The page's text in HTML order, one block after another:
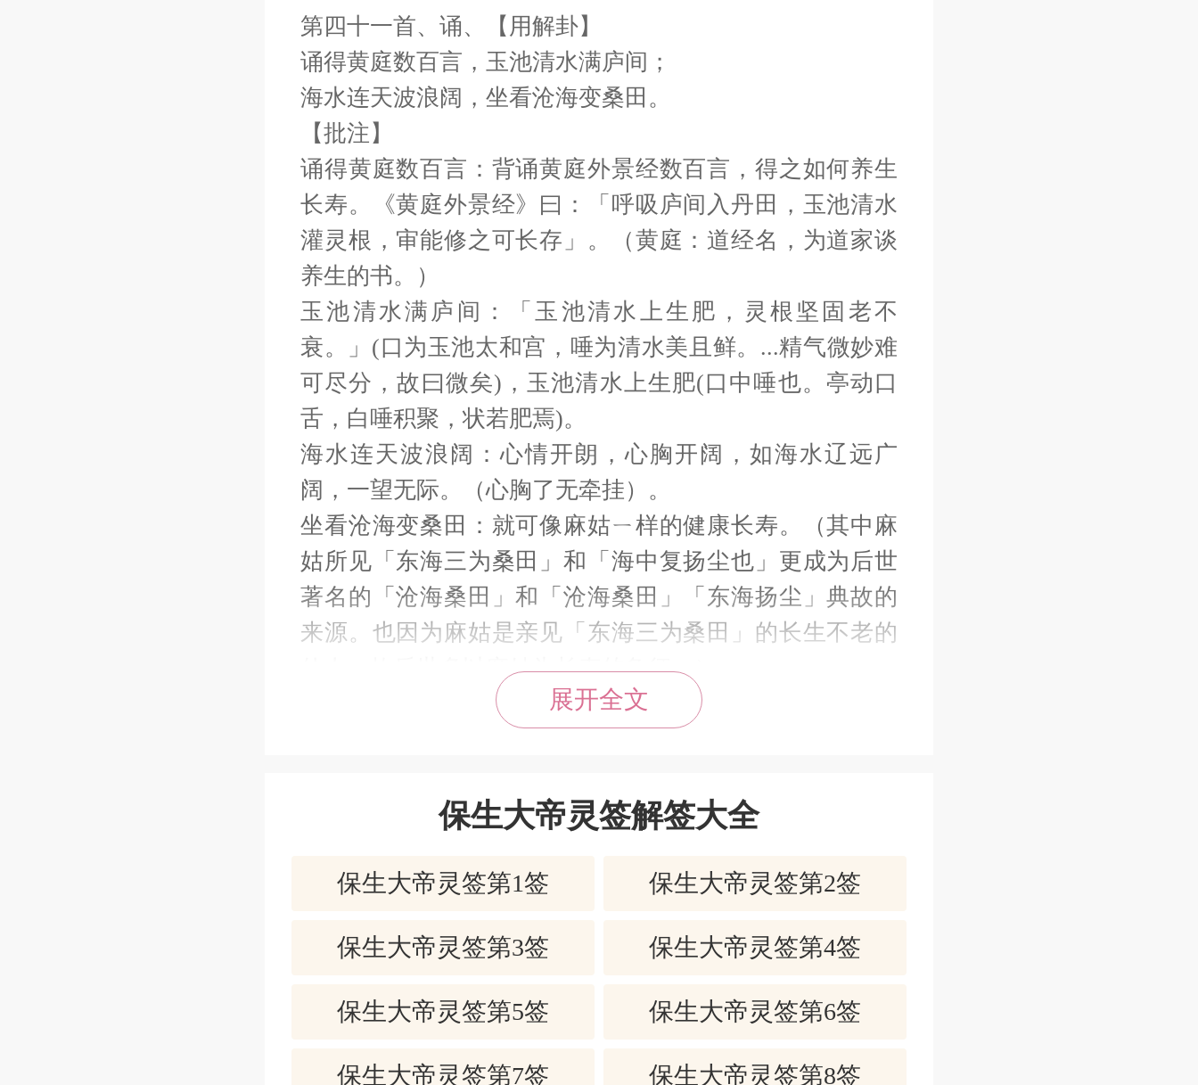
第四十一首、诵、【用解卦】
诵得黄庭数百言，玉池清水满庐间；
海水连天波浪阔，坐看沧海变桑田。
【批注】
诵得黄庭数百言：背诵黄庭外景经数百言，得之如何养生
长寿。《黄庭外景经》曰：「呼吸庐间入丹田，玉池清水
灌灵根，审能修之可长存」。（黄庭：道经名，为道家谈
养生的书。）
玉池清水满庐间：「玉池清水上生肥，灵根坚固老不
衰。」(口为玉池太和宫，唾为清水美且鲜。...精气微妙难
可尽分，故曰微矣)，玉池清水上生肥(口中唾也。亭动口
舌，白唾积聚，状若肥焉)。
海水连天波浪阔：心情开朗，心胸开阔，如海水辽远广
阔，一望无际。（心胸了无牵挂）。
坐看沧海变桑田：就可像麻姑ㄧ样的健康长寿。（其中麻
姑所见「东海三为桑田」和「海中复扬尘也」更成为后世
著名的「沧海桑田」和「沧海桑田」「东海扬尘」典故的
来源。也因为麻姑是亲见「东海三为桑田」的长生不老的
仙人，故后世多以麻姑为长寿的象征。）
朗，心胸开阔如一望无际的大海，心平气和活像长生不老
保生大帝灵签第41签解签
【签解】此签养生保健之象。身心健康之兆也。
展开全文
保生大帝灵签解签大全
保生大帝灵签第1签 保生大帝灵签第2签
保生大帝灵签第3签 保生大帝灵签第4签
保生大帝灵签第5签 保生大帝灵签第6签
保生大帝灵签第7签 保生大帝灵签第8签